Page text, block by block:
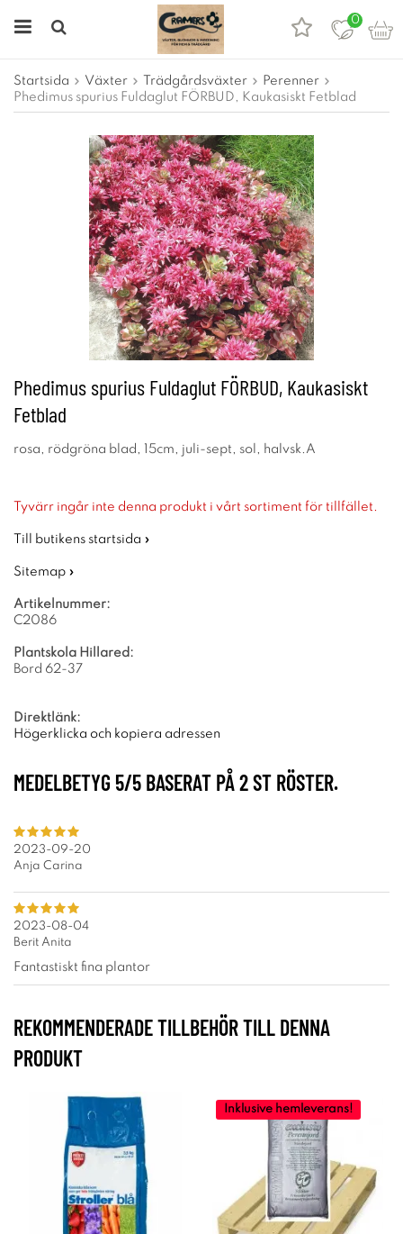
0
Startsida Växter Trädgårdsväxter
Perenner
Phedimus spurius Fuldaglut FÖRBUD, Kaukasiskt Fetblad
Phedimus spurius Fuldaglut FÖRBUD, Kaukasiskt
Fetblad
rosa, rödgröna blad, 15cm, juli-sept, sol, halvsk.A
Tyvärr ingår inte denna produkt i vårt sortiment för tillfället.
Till butikens startsida »
Sitemap »
Artikelnummer:
C2086
Plantskola Hillared:
Bord 62-37
Direktlänk:
Högerklicka och kopiera adressen
MEDELBETYG 5/5 BASERAT PÅ2ST RÖSTER.
2023-09-20
Anja Carina
2023-08-04
Berit Anita
Fantastiskt fina plantor
REKOMMENDERADE TILLBEHÖR TILL DENNA
PRODUKT
Inklusive hemleverans!